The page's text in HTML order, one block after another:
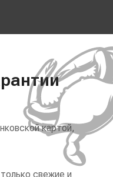
картой,
свежие и